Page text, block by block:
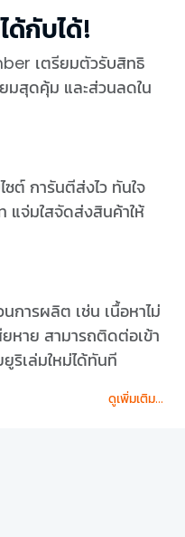
ด้กับได้!
เตรียมตัวรับสิทธิ
มสุดคุ้ม และส่วนลดใน
ต์ การันตีส่งไว ทันใจ
แจ่มใสจัดส่งสินค้าให้
การผลิต เช่น เนื้อหาไม่
หาย สามารถติดต่อเข้า
ริเล่มใหม่ได้ทันที
ดูเพิ่มเติม...